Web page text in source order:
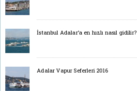
İstanbul Adalar’a en hızlı nasıl gidilir?
Adalar Vapur Seferleri 2016